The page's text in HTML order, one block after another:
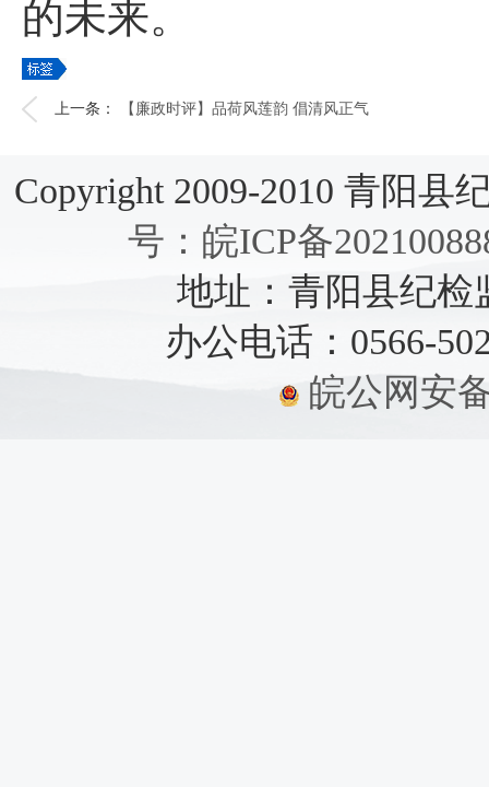
的未来。
上一条： 【廉政时评】品荷风莲韵 倡清风正气
Copyright 2009-2010 青阳县
号：皖ICP备
地址：青阳县纪检
办公电话：0566-
皖公网安